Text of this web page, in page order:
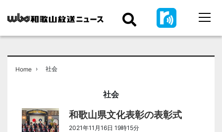
Home › 社会
社会
和歌山県文化表彰の表彰式
2021年11月16日 19時15分